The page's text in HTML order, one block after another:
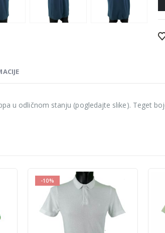
u odličnom stanju (pogledajte slike). Teget